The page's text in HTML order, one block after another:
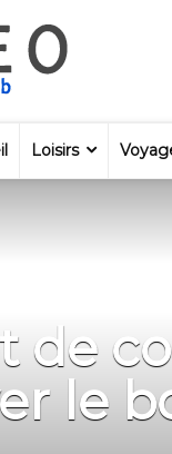
Loisirs
de
le